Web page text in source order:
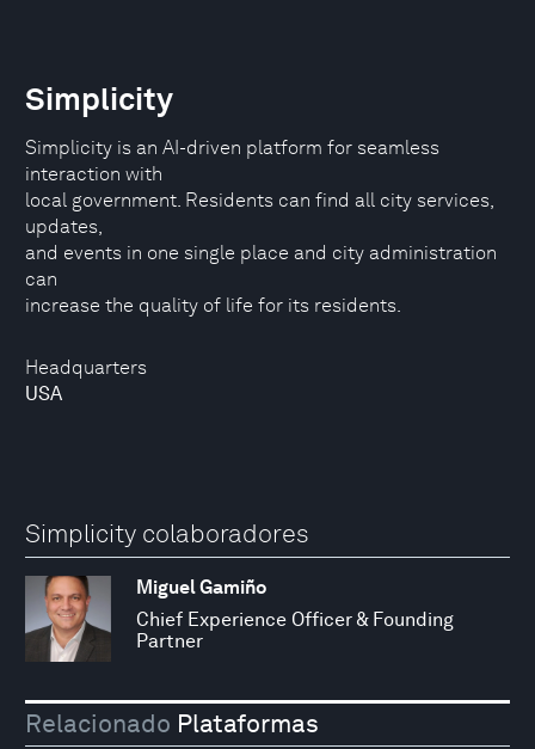
Headquarters
USA
Simplicity
Simplicity is an AI-driven platform for seamless
interaction with
local government. Residents can find all city services,
updates,
and events in one single place and city administration
can
increase the quality of life for its residents.
Simplicity colaboradores
Miguel Gamiño
Chief Experience Officer & Founding
Partner
Relacionado Plataformas